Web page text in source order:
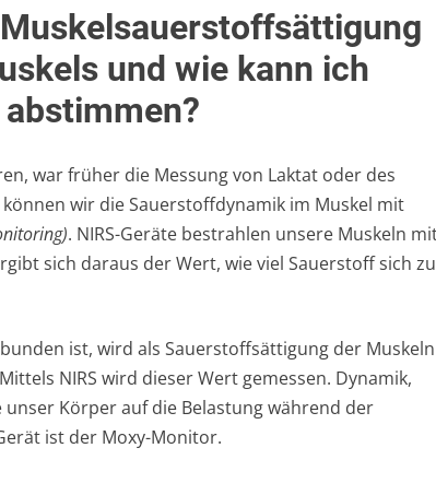
und wie kann ich
war früher die Messung von Laktat oder des
wir die Sauerstoffdynamik im Muskel mit
. NIRS-Geräte bestrahlen unsere Muskeln
sich daraus der Wert, wie viel Sauerstoff sich zu
ist, wird als Sauerstoffsättigung der Muskeln
NIRS wird dieser Wert gemessen. Dynamik,
Körper auf die Belastung während der
ist der Moxy-Monitor.